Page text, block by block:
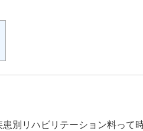
患別リハビリテーション料って